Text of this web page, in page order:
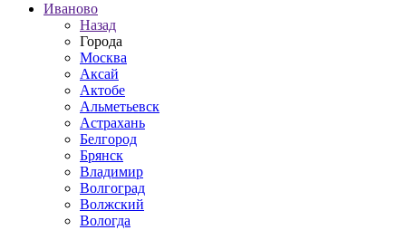
Иваново
Назад
Города
Москва
Аксай
Актобе
Альметьевск
Астрахань
Белгород
Брянск
Владимир
Волгоград
Волжский
Вологда